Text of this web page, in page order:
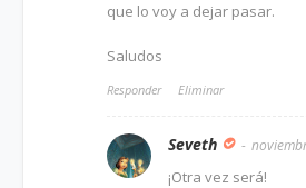
que lo voy a dejar pasar.
Saludos
Responder Eliminar
Seveth
¡Otra vez será!